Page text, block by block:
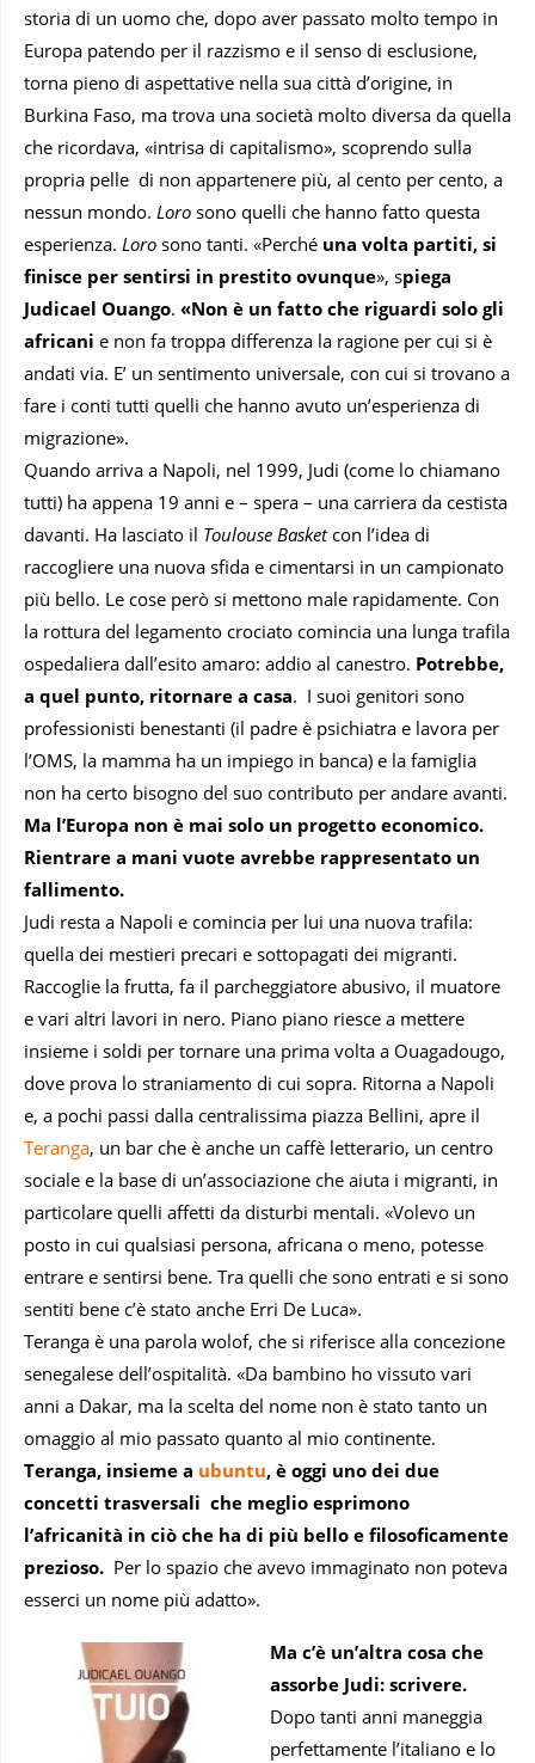
storia di un uomo che, dopo aver passato molto tempo in
Europa patendo per il razzismo e il senso di esclusione,
torna pieno di aspettative nella sua città d’origine, in
Burkina Faso, ma trova una società molto diversa da quella
che ricordava, «intrisa di capitalismo», scoprendo sulla
propria pelle di non appartenere più, al cento per cento, a
nessun mondo. Loro sono quelli che hanno fatto questa
esperienza. Loro sono tanti. «Perché una volta partiti, si
finisce per sentirsi in prestito ovunque», spiega
Judicael Ouango. «Non è un fatto che riguardi solo gli
africani e non fa troppa differenza la ragione per cui si è
andati via. E’ un sentimento universale, con cui si trovano a
fare i conti tutti quelli che hanno avuto un’esperienza di
migrazione».
Quando arriva a Napoli, nel 1999, Judi (come lo chiamano
tutti) ha appena 19 anni e – spera – una carriera da cestista
davanti. Ha lasciato il Toulouse Basketcon l’idea di
raccogliere una nuova sfida e cimentarsi in un campionato
più bello. Le cose però si mettono male rapidamente. Con
la rottura del legamento crociato comincia una lunga trafila
ospedaliera dall’esito amaro: addio al canestro. Potrebbe,
a quel punto, ritornare a casa. I suoi genitori sono
professionisti benestanti (il padre è psichiatra e lavora per
l’OMS, la mamma ha un impiego in banca) e la famiglia
non ha certo bisogno del suo contributo per andare avanti.
Ma l’Europa non è mai solo un progetto economico.
Rientrare a mani vuote avrebbe rappresentato un
fallimento.
Judi resta a Napoli e comincia per lui una nuova trafila:
quella dei mestieri precari e sottopagati dei migranti.
Raccoglie la frutta, fa il parcheggiatore abusivo, il muatore
e vari altri lavori in nero. Piano piano riesce a mettere
insieme i soldi per tornare una prima volta a Ouagadougo,
dove prova lo straniamento di cui sopra. Ritorna a Napoli
e, a pochi passi dalla centralissima piazza Bellini, apre il
Teranga, un bar che è anche un caffè letterario, un centro
sociale e la base di un’associazione che aiuta i migranti, in
particolare quelli affetti da disturbi mentali. «Volevo un
posto in cui qualsiasi persona, africana o meno, potesse
entrare e sentirsi bene. Tra quelli che sono entrati e si sono
sentiti bene c’è stato anche Erri De Luca».
Teranga è una parola wolof, che si riferisce alla concezione
senegalese dell’ospitalità. «Da bambino ho vissuto vari
anni a Dakar, ma la scelta del nome non è stato tanto un
omaggio al mio passato quanto al mio continente.
Teranga, insieme a ubuntu, è oggi uno dei due
concetti trasversali che meglio esprimono
l’africanità in ciò che ha di più bello e filosoficamente
prezioso. Per lo spazio che avevo immaginato non poteva
esserci un nome più adatto».
Ma c’è un’altra cosa che
assorbe Judi: scrivere.
Dopo tanti anni maneggia
perfettamente l’italiano e lo